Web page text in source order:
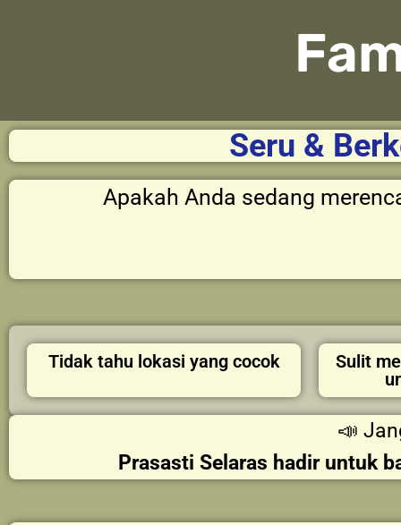
Seru &
Apakah Anda sedang
Tidak tahu lokasi yang cocok
Sulit
📣
Prasasti Selaras hadir untuk